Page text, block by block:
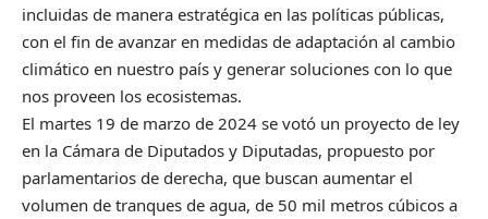
incluidas de manera estratégica en las políticas públicas,
con el fin de avanzar en medidas de adaptación al cambio
climático en nuestro país y generar soluciones con lo que
nos proveen los ecosistemas.
El martes 19 de marzo de 2024 se votó un proyecto de ley
en la Cámara de Diputados y Diputadas, propuesto por
parlamentarios de derecha, que buscan aumentar el
volumen de tranques de agua, de 50 mil metros cúbicos a